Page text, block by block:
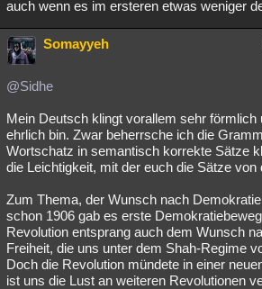
auch wenn es im ersteren etwas weniger
Somayyeh
@Sidhe
Mein Deutsch klingt vorallem sehr förmlich
ehrlich bin. Zwar beherrsche ich die
Wortschatz in semantisch korrekte Sätze
die Leichtigkeit, mit der euch die Sätze von
Zum Thema, der Wunsch nach
schon 1906 gab es erste
Revolution entsprang auch dem Wunsch
Freiheit, die uns unter dem Shah-Regime
Doch die Revolution mündete in einer
ist uns die Lust an weiteren Revolutionen